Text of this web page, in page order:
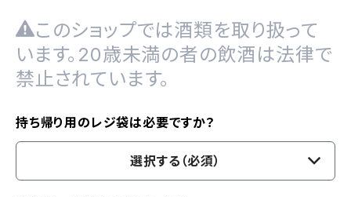
このショップでは酒類を取り扱って
います。20歳未満の者の飲酒は法律で
禁止されています。
持ち帰り用のレジ袋は必要ですか？
選択する（必須）